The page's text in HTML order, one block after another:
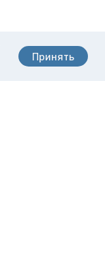
Принять